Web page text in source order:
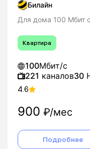
Билайн
Для дома 100 Мбит
Квартира
100Мбит/с
221 каналов30
4.6
900 ₽/мес
Подробнее